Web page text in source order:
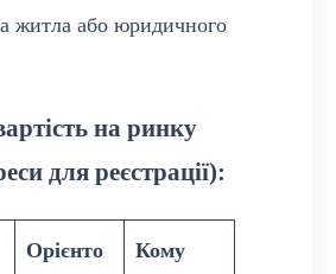
житла або юридичного
на ринку
для реєстрації):
Орієнто
Кому